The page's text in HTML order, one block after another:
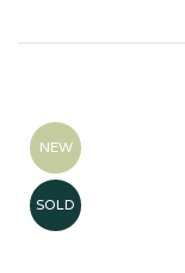
NEW
SOLD